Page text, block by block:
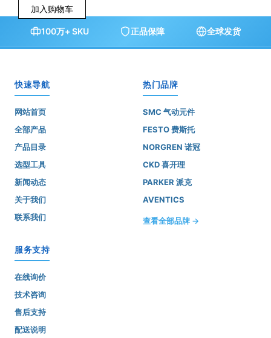
加入购物车
100万+ SKU 正品保障 全球发货
快速导航
网站首页
全部产品
产品目录
选型工具
新闻动态
关于我们
联系我们
热门品牌
SMC 气动元件
FESTO 费斯托
NORGREN 诺冠
CKD 喜开理
PARKER 派克
AVENTICS
查看全部品牌 →
服务支持
在线询价
技术咨询
售后支持
配送说明